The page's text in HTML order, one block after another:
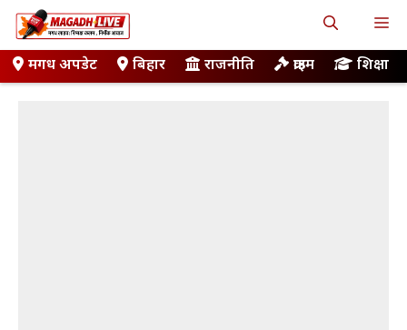
Skip
to
contentमगध अपडेट बिहार राजनीति क्राइम शिक्षा